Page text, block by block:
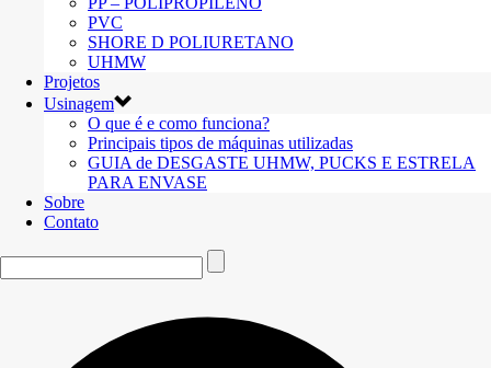
PVC
SHORE D POLIURETANO
UHMW
Projetos
Usinagem
O que é e como funciona?
Principais tipos de máquinas utilizadas
GUIA de DESGASTE UHMW, PUCKS E ESTRELA
PARA ENVASE
Sobre
Contato